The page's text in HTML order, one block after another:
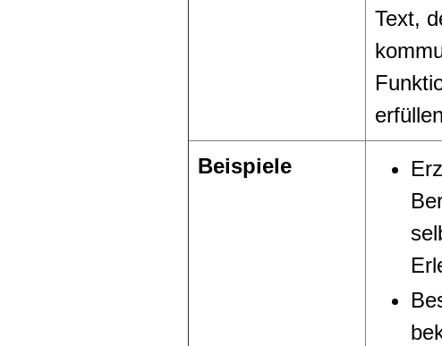
Text,
Beispiele